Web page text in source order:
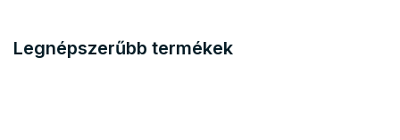
Legnépszerűbb termékek